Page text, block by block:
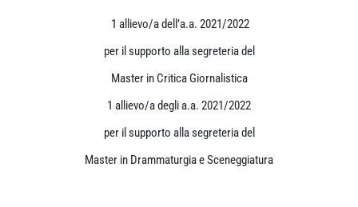
1 allievo/a dell’a.a. 2021/2022
per il supporto alla segreteria del
Master in Critica Giornalistica
1 allievo/a degli a.a. 2021/2022
per il supporto alla segreteria del
Master in Drammaturgia e Sceneggiatura